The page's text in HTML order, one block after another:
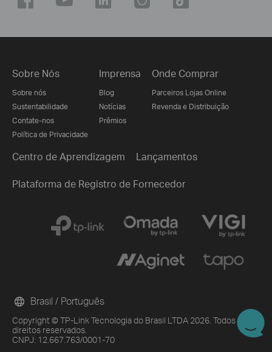
Sobre Nós
Sobre nós
Sustentabilidade
Contate-nos
Política de Privacidade
Imprensa
Blog
Notícias
Prêmios
Onde Comprar
Parceiros Lojas Online
Revenda e Distribuição
Centro de Aprendizagem Lançamentos
Plataforma de Registro de Fornecedor
Copyright © TP-Link Tecnologia do Brasil LTDA 2026. Todos os
direitos reservados.
CNPJ: 12.667.763/0001-70
Brasil / Português